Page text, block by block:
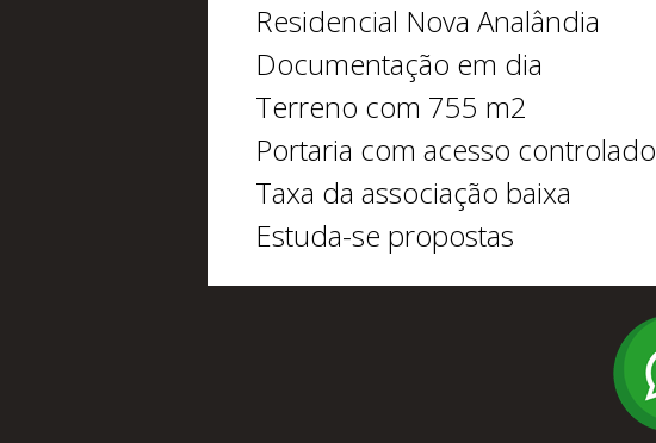
Residencial Nova Analândia
Documentação em dia
Terreno com 755 m2
Portaria com acesso controlado
Taxa da associação baixa
Estuda-se propostas